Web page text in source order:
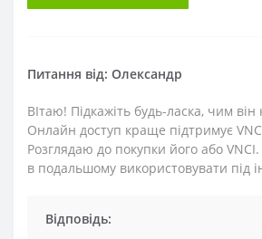
Питання від: Олександр
ВІтаю! Підкажіть будь-ласка, чим
Онлайн доступ краще підтримує
Розглядаю до покупки його або
в подальшому використовувати під
Відповідь: